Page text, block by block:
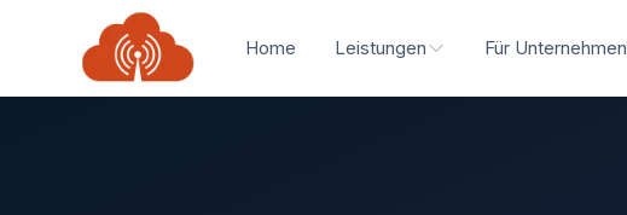
Home Leistungen Für Unternehmen